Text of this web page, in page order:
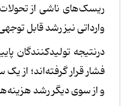
ریسک‌های ناشی از
وارداتی نیز رشد قابل
درنتیجه تولیدکنندگان
فشار قرار گرفته‌اند؛ از
و از سوی دیگر رشد